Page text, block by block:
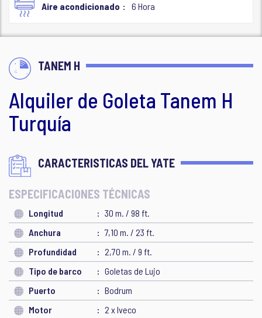
Aire acondicionado 6 Hora
TANEM H
Alquiler de Goleta Tanem H
Turquía
CARACTERISTICAS DEL YATE
ESPECIFICACIONES TÉCNICAS
Longitud
30 m. / 98 ft.
Anchura
7,10 m. / 23 ft.
Profundidad
2,70 m. / 9 ft.
Tipo de barco
Goletas de Lujo
Puerto
Bodrum
Motor
2 x Iveco